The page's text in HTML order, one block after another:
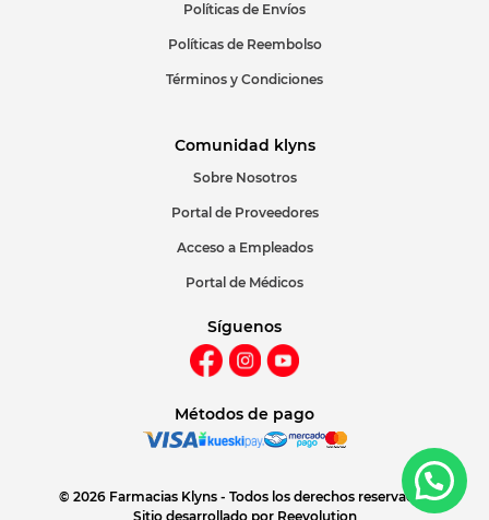
Políticas de Envíos
Políticas de Reembolso
Términos y Condiciones
Comunidad klyns
Sobre Nosotros
Portal de Proveedores
Acceso a Empleados
Portal de Médicos
Síguenos
Métodos de pago
© 2026 Farmacias Klyns - Todos los derechos reservados
Sitio desarrollado por Reevolution